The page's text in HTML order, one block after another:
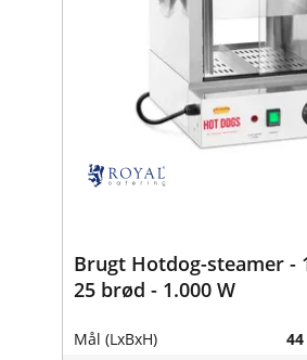
Brugt Hotdog-steamer -
25 brød - 1.000 W
Mål (LxBxH)